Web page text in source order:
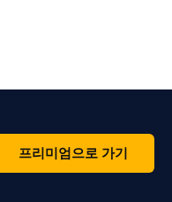
프리미엄으로 가기